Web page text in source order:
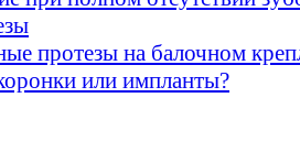
протезы на балочном
или импланты?